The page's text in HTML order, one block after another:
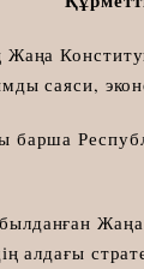
саяси,
барша
алдағы